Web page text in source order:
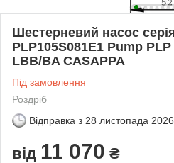
Шестерневий насос
PLP105S081E1 Pump
LBB/BA CASAPPA
Під замовлення
Роздріб
Відправка з 28 листопада 2026
від 11 070 ₴